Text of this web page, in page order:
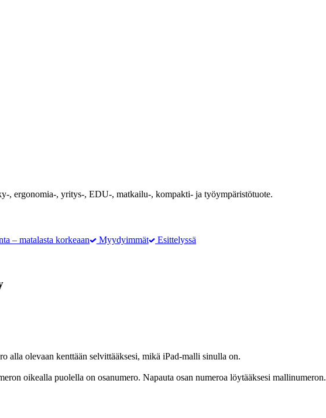
, ergonomia-, yritys-, EDU-, matkailu-, kompakti- ja työympäristötuote.
– matalasta korkeaan Myydyimmät
Esittelyssä
alla olevaan kenttään selvittääksesi, mikä iPad-malli sinulla on.
oikealla puolella on osanumero. Napauta osan numeroa löytääksesi mallinumeron.